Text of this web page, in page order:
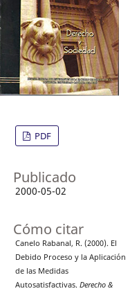
PDF
Publicado
2000-05-02
Cómo citar
Canelo Rabanal, R. (2000). El
Debido Proceso y la Aplicación
de las Medidas
Autosatisfactivas. Derecho &